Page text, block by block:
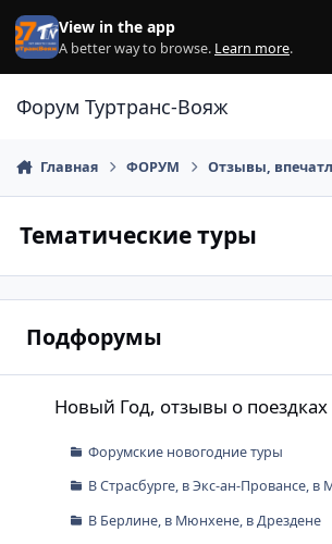
Перейти к содержанию
View in the app
A better way to browse. Learn more.
Форум Туртранс-Вояж
Главная ФОРУМ Отзывы,
Тематические туры
Подфорумы
Новый Год, отзывы о поездках
Форумские новогодние туры
В Страсбурге, в Экс-ан-Провансе, в
В Берлине, в Мюнхене, в Дрездене